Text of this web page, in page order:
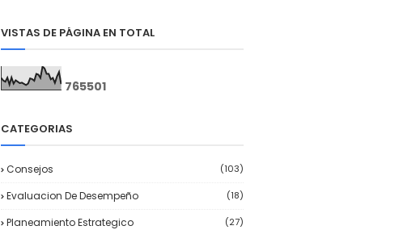
VISTAS DE PÁGINA EN TOTAL
765501
CATEGORIAS
Consejos (103)
Evaluacion De Desempeño (18)
Planeamiento Estrategico (27)